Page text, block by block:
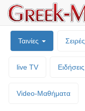
Ταινίες Σειρές
live TV Ειδήσεις
Video-Mαθήματα